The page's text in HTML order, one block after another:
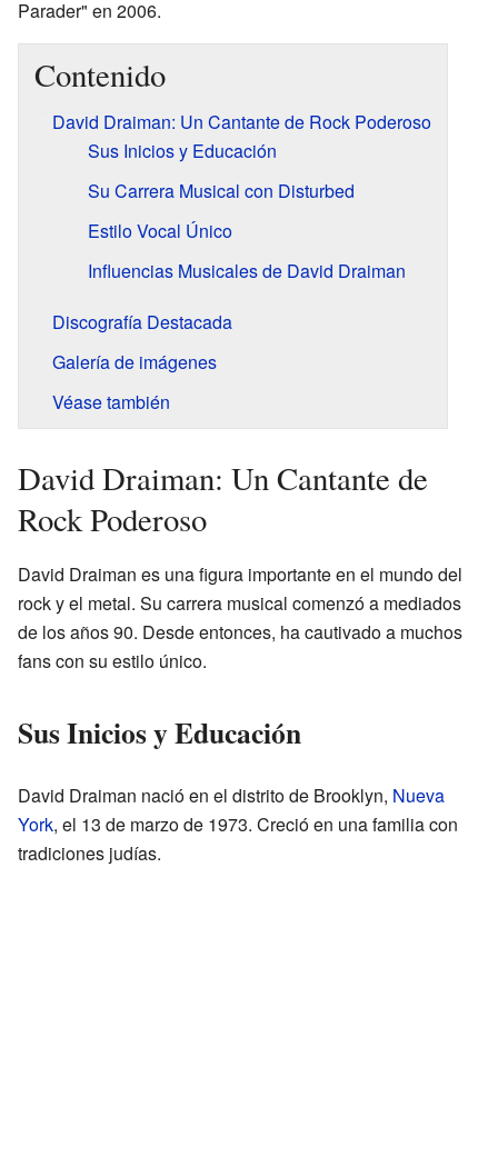
Parader" en 2006.
Contenido
David Draiman: Un Cantante de Rock Poderoso
Sus Inicios y Educación
Su Carrera Musical con Disturbed
Estilo Vocal Único
Influencias Musicales de David Draiman
Discografía Destacada
Galería de imágenes
Véase también
David Draiman: Un Cantante de
Rock Poderoso
David Draiman es una figura importante en el mundo del
rock y el metal. Su carrera musical comenzó a mediados
de los años 90. Desde entonces, ha cautivado a muchos
fans con su estilo único.
Sus Inicios y Educación
David Draiman nació en el distrito de Brooklyn, Nueva
York, el 13 de marzo de 1973. Creció en una familia con
tradiciones judías.